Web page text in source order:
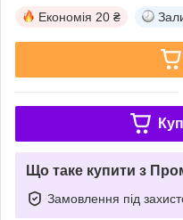
Економія 20 ₴
Що таке купити з
Замовлення під